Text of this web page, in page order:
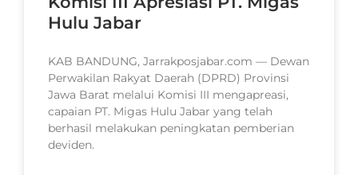
Hulu Jabar
KAB BANDUNG, Jarrakposjabar.com — Dewan
Perwakilan Rakyat Daerah (DPRD) Provinsi
Jawa Barat melalui Komisi III mengapreasi,
capaian PT. Migas Hulu Jabar yang telah
berhasil melakukan peningkatan pemberian
deviden.